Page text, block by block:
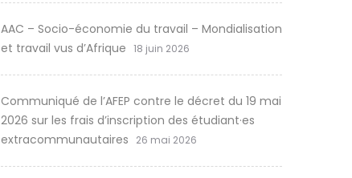
AAC – Socio-économie du travail – Mondialisation
et travail vus d’Afrique 18 juin 2026
Communiqué de l’AFEP contre le décret du 19 mai
2026 sur les frais d’inscription des étudiant·es
extracommunautaires
26 mai 2026